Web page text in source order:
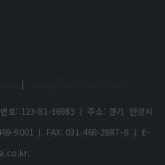
ㅣ
호: 123-81-36983 ㅣ 주소: 경기 안양시
9001 ㅣ FAX: 031-468-2887~8 ㅣ E-